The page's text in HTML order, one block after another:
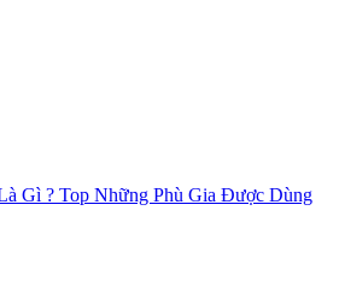
Gì ? Top Những Phù Gia Được Dùng